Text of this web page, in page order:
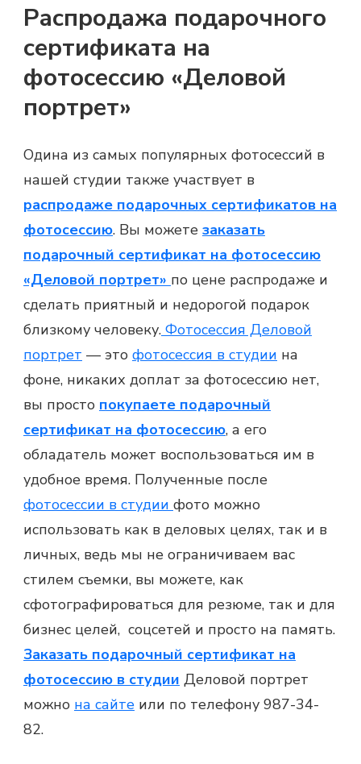
Распродажа подарочного
сертификата на
фотосессию «Деловой
портрет»
Одина из самых популярных фотосессий в
нашей студии также участвует в
распродаже подарочных сертификатов на
фотосессию. Вы можете заказать
подарочный сертификат на фотосессию
«Деловой портрет» по цене распродаже и
сделать приятный и недорогой подарок
близкому человеку. Фотосессия Деловой
портрет — это фотосессия в студии на
фоне, никаких доплат за фотосессию нет,
вы просто покупаете подарочный
сертификат на фотосессию, а его
обладатель может воспользоваться им в
удобное время. Полученные после
фотосессии в студии фото можно
использовать как в деловых целях, так и в
личных, ведь мы не ограничиваем вас
стилем съемки, вы можете, как
сфотографироваться для резюме, так и для
бизнес целей, соцсетей и просто на память.
Заказать подарочный сертификат на
фотосессию в студии Деловой портрет
можно на сайте или по телефону 987-34-
82.